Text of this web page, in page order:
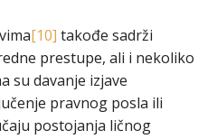
[10] takođe sadrži
prestupe, ali i nekoliko
su davanje izjave
pravnog posla ili
postojanja ličnog